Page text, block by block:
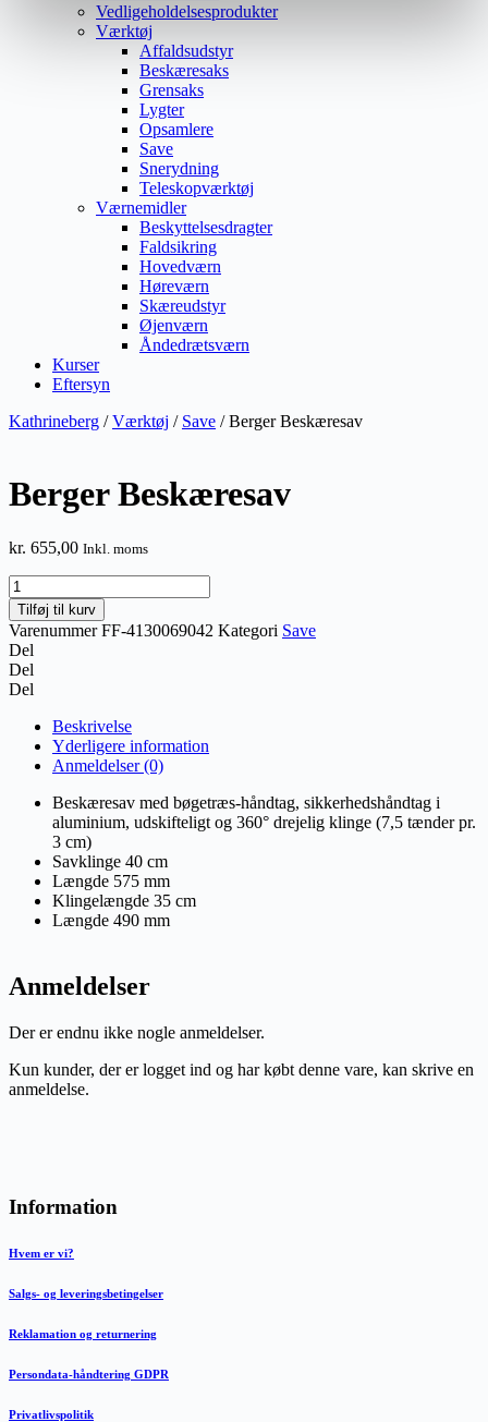
Vedligeholdelsesprodukter
Værktøj
Affaldsudstyr
Beskæresaks
Grensaks
Lygter
Opsamlere
Save
Snerydning
Teleskopværktøj
Værnemidler
Beskyttelsesdragter
Faldsikring
Hovedværn
Høreværn
Skæreudstyr
Øjenværn
Åndedrætsværn
Kurser
Eftersyn
Kathrineberg /Værktøj / Save / Berger Beskæresav
Berger Beskæresav
kr. 655,00 Inkl. moms
Berger
Beskæresav
antal
Tilføj til kurv
VarenummerFF-4130069042 Kategori Save
Del
Del
Del
Beskrivelse
Yderligere information
Anmeldelser (0)
Beskæresav med bøgetræs-håndtag, sikkerhedshåndtag i
aluminium, udskifteligt og 360° drejelig klinge (7,5 tænder pr.
3 cm)
Savklinge 40 cm
Længde 575 mm
Klingelængde 35 cm
Længde 490 mm
Anmeldelser
Der er endnu ikke nogle anmeldelser.
Kun kunder, der er logget ind og har købt denne vare, kan skrive en
anmeldelse.
Information
Hvem er vi?
Salgs- og leveringsbetingelser
Reklamation og returnering
Persondata-håndtering GDPR
Privatlivspolitik